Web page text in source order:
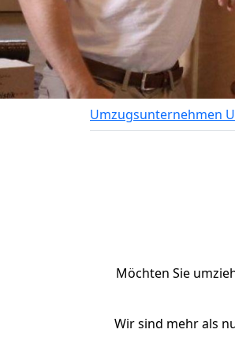
Umzugsunternehmen
Möchten Sie
Wir sind mehr als